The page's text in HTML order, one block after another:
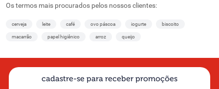
Desde opções leves para matar a fome rápida até alternativas mais
energéticas para quem pratica atividades físicas, nossos snacks são
mesmo com a correria do cotidiano e
Snacks saudáveis e ricos em nutrientes
Temos snacks compostos por ingredientes naturais, como
Os termos mais procurados pelos nossos clientes:
cerveja leite café ovo páscoa iogurte biscoito
macarrão papel higiênico arroz queijo
cadastre-se para receber promoções